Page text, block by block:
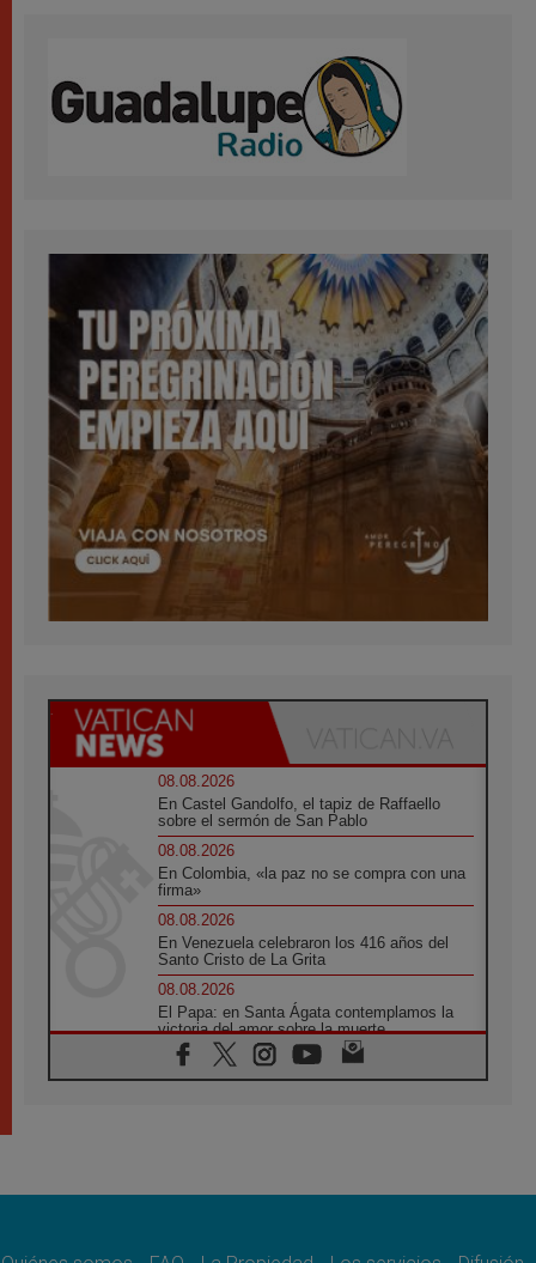
08.08.2026
En Castel Gandolfo, el tapiz de Raffaello
sobre el sermón de San Pablo
08.08.2026
En Colombia, «la paz no se compra con una
firma»
08.08.2026
En Venezuela celebraron los 416 años del
Santo Cristo de La Grita
08.08.2026
El Papa: en Santa Ágata contemplamos la
victoria del amor sobre la muerte
08.08.2026
León XIV visitará el Santuario de la Madre
07.08.2026